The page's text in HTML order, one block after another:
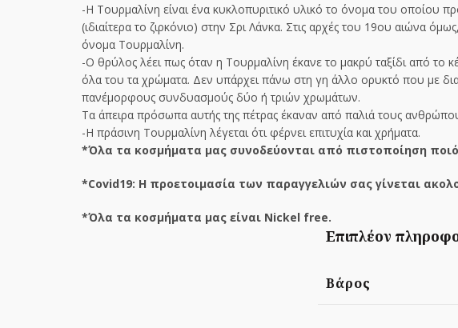
-Η Τουρμαλίνη είναι ένα κυκλοπυριτικό υλικό το όνομα του οποίου
(ιδιαίτερα το ζιρκόνιο) στην Σρι Λάνκα. Στις αρχές του 19ου αιώνα
όνομα Τουρμαλίνη.
-Ο θρύλος λέει πως όταν η Τουρμαλίνη έκανε το μακρύ ταξίδι από το
όλα του τα χρώματα. Δεν υπάρχει πάνω στη γη άλλο ορυκτό που με
πανέμορφους συνδυασμούς δύο ή τριών χρωμάτων.
Τα άπειρα πρόσωπα αυτής της πέτρας έκαναν από παλιά τους
-Η πράσινη Τουρμαλίνη λέγεται ότι φέρνει επιτυχία και χρήματα.
*Όλα τα κοσμήματα μας συνοδεύονται από πιστοποίηση
*Covid19: Η προετοιμασία των παραγγελιών σας γίνεται
*Όλα τα κοσμήματα μας είναι Nickel free.
Επιπλέον
Βάρος